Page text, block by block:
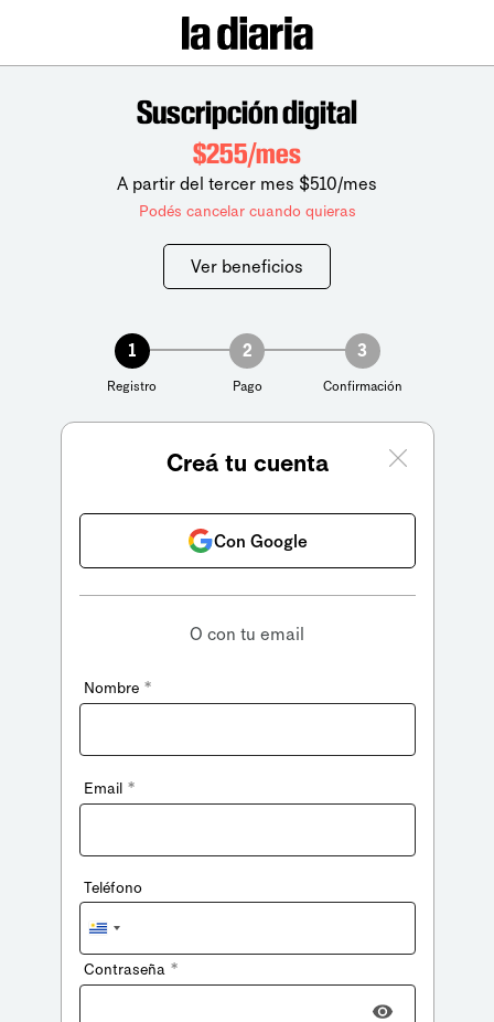
Suscripción digital
$255/mes
A partir del tercer mes $510/mes
Podés cancelar cuando quieras
Ver beneficios
1
Registro
2
Pago
3
Confirmación
Creá tu cuenta
Con Google
O con tu email
Nombre *
Email *
Teléfono
Uruguay
+598
Contraseña *